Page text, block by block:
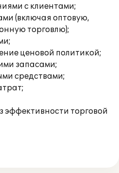
с клиентами;
(включая оптовую,
торговлю);
ценовой политикой;
запасами;
средствами;
эффективности торговой